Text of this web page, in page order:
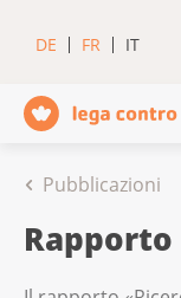
DE FR IT
Pubblicazioni